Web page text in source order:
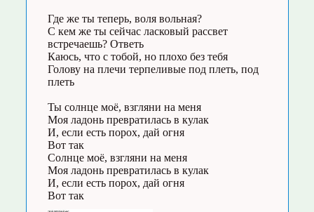
Где же ты теперь, воля вольная?
С кем же ты сейчас ласковый рассвет
встречаешь? Ответь
Каюсь, что с тобой, но плохо без тебя
Голову на плечи терпеливые под плеть, под
плеть
Ты солнце моё, взгляни на меня
Моя ладонь превратилась в кулак
И, если есть порох, дай огня
Вот так
Солнце моё, взгляни на меня
Моя ладонь превратилась в кулак
И, если есть порох, дай огня
Вот так